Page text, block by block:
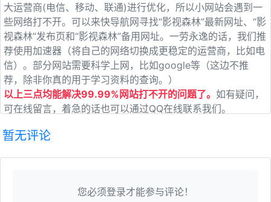
大运营商(电信、移动、联通)进行优化，所以小网站会遇到一
些网络打不开。可以来快导航网寻找“影视森林”最新网址、“影
视森林”发布页和“影视森林”备用网址。一劳永逸的话，我们推
荐使用加速器（将自己的网络切换成更稳定的运营商，比如电
信）。部分网站需要科学上网，比如google等（这边不推
荐，除非你真的用于学习资料的查询。）
以上三点均能解决99.99%网站打不开的问题了。 如有疑问，
可在线留言，着急的话也可以通过QQ在线联系我们。
暂无评论
您必须登录才能参与评论！